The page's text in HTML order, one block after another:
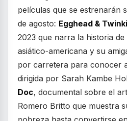
películas que se estrenarán
de agosto: Egghead &
2023 que narra la historia
asiático-americana y su
por carretera para conocer
dirigida por Sarah Kambe
Doc, documental sobre el
Romero Britto que muestra